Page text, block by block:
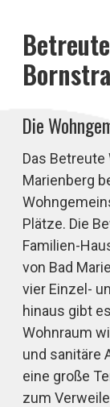
Die
Das Betreute
Marienberg
Plätze. Die
Familien-
von Bad
vier Einzel-
hinaus gibt
Wohnraum
und sanitäre
eine große
zum